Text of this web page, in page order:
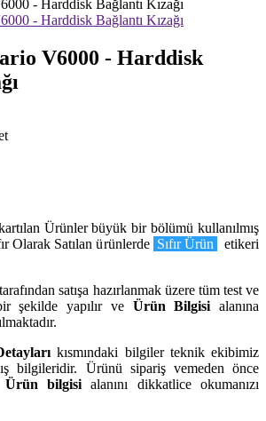
V6000 - Harddisk
Ürünler büyük bir bölümü kullanılmış
Olarak Satılan ürünlerde Sıfır Ürün
etikeri
satışa hazırlanmak üzere tüm test ve
şekilde yapılır ve Ürün Bilgisi alanına
kısmındaki bilgiler teknik ekibimiz
bilgileridir. Ürünü sipariş vemeden önce
Ürün bilgisi alanını dikkatlice okumanızı